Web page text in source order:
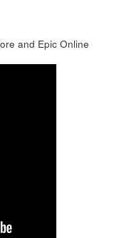
and Epic Online